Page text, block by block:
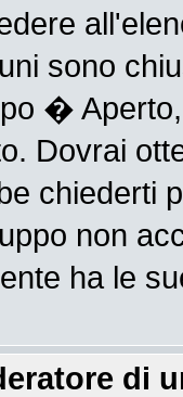
sono
�
Dovrai
chiederti
non
ha le
di